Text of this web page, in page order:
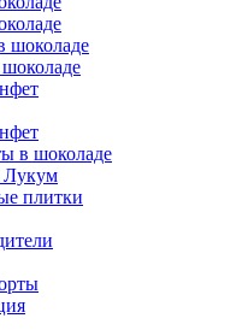
шоколаде
в шоколаде
Лукум
плитки